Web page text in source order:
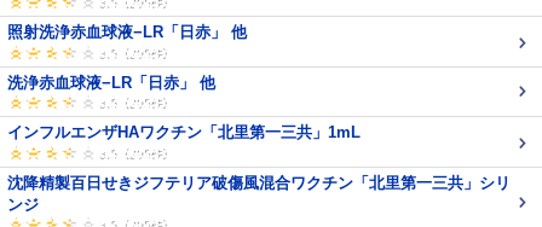
照射洗浄赤血球液−LR「日赤」 他
洗浄赤血球液−LR「日赤」 他
インフルエンザHAワクチン「北里第一三共」1mL
沈降精製百日せきジフテリア破傷風混合ワクチン「北里第一三共」シリ
ンジ